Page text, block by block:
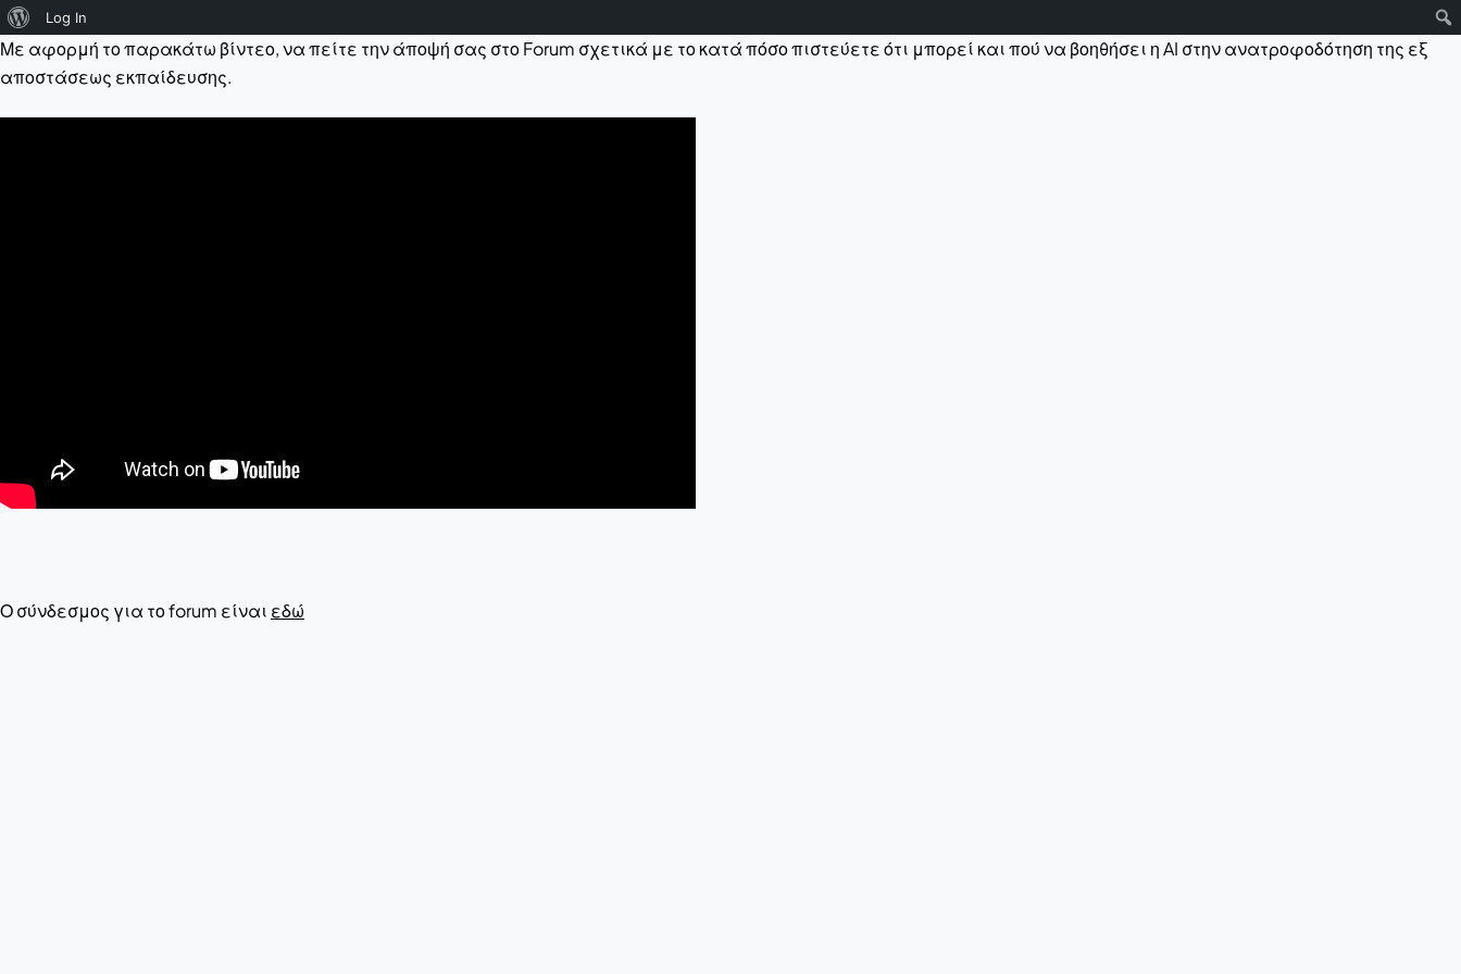
About
WordPress
Log In
Με αφορμή το παρακάτω βίντεο, να πείτε την άποψή σας στο Forum σχετικά με το κατά πόσο πιστεύετε ότι μπορεί και πού να βοηθήσει η AI στην ανατροφοδότηση της εξ
αποστάσεως εκπαίδευσης.
Ο σύνδεσμος για το forum είναι εδώ